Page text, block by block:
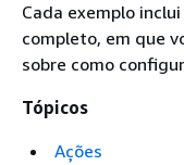
Cada exemplo
completo, em que
sobre como
Tópicos
Ações